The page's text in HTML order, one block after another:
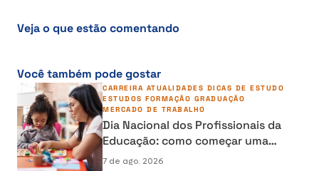
Veja o que estão comentando
Você também pode gostar
CARREIRA ATUALIDADES DICAS DE ESTUDO
ESTUDOS FORMAÇÃO GRADUAÇÃO
MERCADO DE TRABALHO
Dia Nacional dos Profissionais da
Educação: como começar uma
carreira na área da Educação
7 de ago. 2026